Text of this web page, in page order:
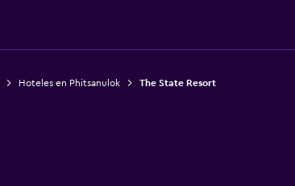
Hoteles en Phitsanulok The State Resort